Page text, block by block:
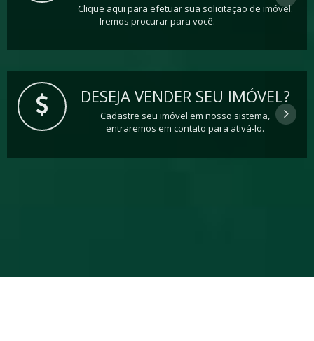
Clique aqui para efetuar sua solicitação de imóvel.
Iremos procurar para você.
DESEJA VENDER SEU IMÓVEL?
Cadastre seu imóvel em nosso sistema,
entraremos em contato para ativá-lo.